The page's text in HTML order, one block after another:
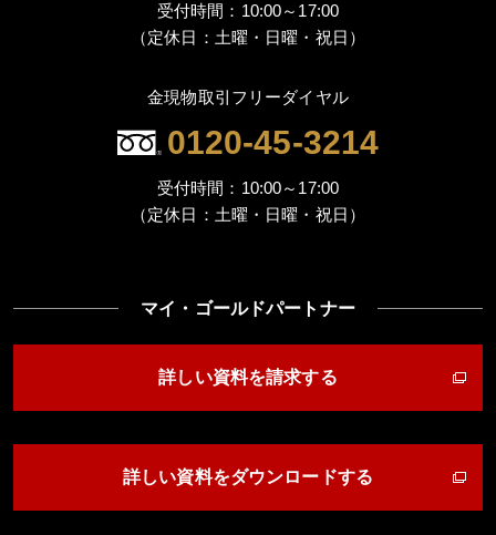
受付時間：10:00～17:00
（定休日：土曜・日曜・祝日）
金現物取引フリーダイヤル
0120-45-3214
受付時間：10:00～17:00
（定休日：土曜・日曜・祝日）
マイ・ゴールドパートナー
詳しい資料を請求する
詳しい資料をダウンロードする